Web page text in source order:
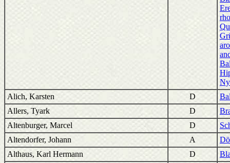
Alich, Karsten
D
Allers, Tyark
D
Altenburger, Marcel
D
Altendorfer, Johann
A
Althaus, Karl Hermann
D